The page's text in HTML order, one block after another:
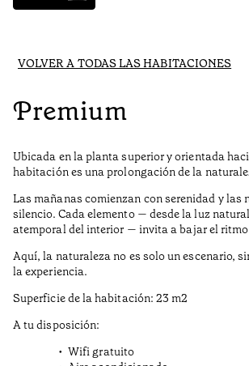
VOLVER A TODAS LAS HABITACIONES
Premium
Ubicada en la planta superior y orientada
habitación es una prolongación de la
Las mañanas comienzan con serenidad y las
silencio. Cada elemento — desde la luz
atemporal del interior — invita a bajar el ritmo
Aquí, la naturaleza no es solo un escenario,
la experiencia.
Superficie de la habitación: 23 m2
A tu disposición:
Wifi gratuito